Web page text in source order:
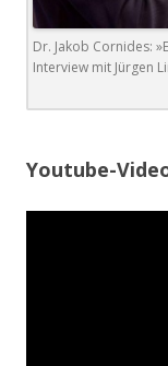
Dr. Jakob Cornides:
Interview mit Jürgen
Youtube-